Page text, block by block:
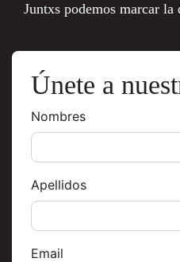
Juntxs podemos marcar la
Únete a
Nombres
Apellidos
Email